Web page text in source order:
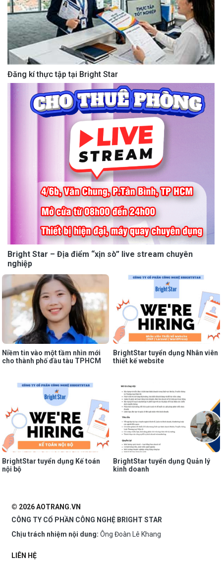
Đăng kí thực tập tại Bright Star
Bright Star – Địa điểm “xịn sò” live stream chuyên
nghiệp
Niềm tin vào một tầm nhìn mới
cho thành phố đầu tàu TPHCM
BrightStar tuyển dụng Nhân viên
thiết kế website
BrightStar tuyển dụng Kế toán
nội bộ
BrightStar tuyển dụng Quản lý
kinh doanh
© 2026 AOTRANG.VN
CÔNG TY CỔ PHẦN CÔNG NGHỆ BRIGHT STAR
Chịu trách nhiệm nội dung: Ông Đoàn Lê Khang
LIÊN HỆ